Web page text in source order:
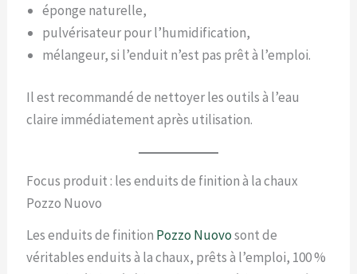
éponge naturelle,
pulvérisateur pour l’humidification,
mélangeur, si l’enduit n’est pas prêt à l’emploi.
Il est recommandé de nettoyer les outils à l’eau
claire immédiatement après utilisation.
Focus produit : les enduits de finition à la chaux
Pozzo Nuovo
Les enduits de finition Pozzo Nuovosont de
véritables enduits à la chaux, prêts à l’emploi, 100 %